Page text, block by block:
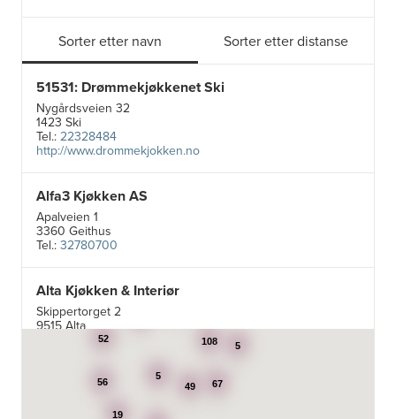
Sorter etter navn Sorter etter distanse
51531: Drømmekjøkkenet Ski
Nygårdsveien 32
1423 Ski
Tel.:22328484
http://www.drommekjokken.no
Alfa3 Kjøkken AS
Apalveien 1
3360 Geithus
Tel.:32780700
Alta Kjøkken & Interiør
Skippertorget 2
9515 Alta
99007242
Aran Scandinavia AS
Stadsing. Dahls gt. 31A
49
108
52
56 67
5
5
19